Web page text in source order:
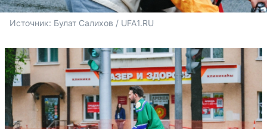
Источник: Булат Салихов / UFA1.RU